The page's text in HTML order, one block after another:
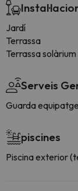
Jardí
Terrassa
Terrassa solàrium
Serveis
Guarda
piscines
Piscina exterior